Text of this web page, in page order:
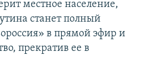
местное население,
станет полный
в прямой эфир и
прекратив ее в